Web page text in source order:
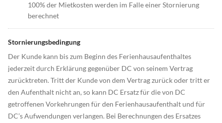
100% der Mietkosten werden im Falle einer Stornierung
berechnet
Stornierungsbedingung
Der Kunde kann bis zum Beginn des Ferienhausaufenthaltes
jederzeit durch Erklärung gegenüber DC von seinem Vertrag
zurücktreten. Tritt der Kunde von dem Vertrag zurück oder tritt er
den Aufenthalt nicht an, so kann DC Ersatz für die von DC
getroffenen Vorkehrungen für den Ferienhausaufenthalt und für
DC’s Aufwendungen verlangen. Bei Berechnungen des Ersatzes